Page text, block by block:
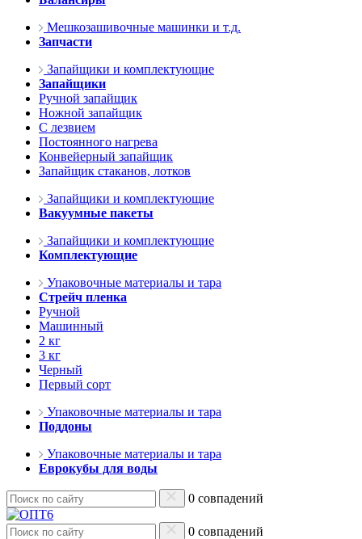
Мешкозашивочные машинки и т.д.
Запчасти
Запайщики и комплектующие
Запайщики
Ручной запайщик
Ножной запайщик
С лезвием
Постоянного нагрева
Конвейерный запайщик
Запайщик стаканов, лотков
Запайщики и комплектующие
Вакуумные пакеты
Запайщики и комплектующие
Комплектующие
Упаковочные материалы и тара
Стрейч пленка
Ручной
Машинный
2 кг
3 кг
Черный
Первый сорт
Упаковочные материалы и тара
Поддоны
Упаковочные материалы и тара
Еврокубы для воды
0 совпадений
0 совпадений